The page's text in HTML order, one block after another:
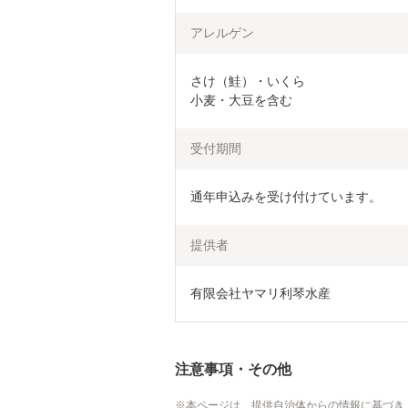
アレルゲン
さけ（鮭）・いくら
小麦・大豆を含む
受付期間
通年申込みを受け付けています。
提供者
有限会社ヤマリ利琴水産
注意事項・その他
本ページは、提供自治体からの情報に基づき